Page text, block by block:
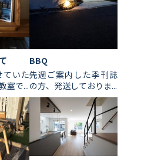
ていた
室で...
BBQ
先週ご案内した季刊誌
の方、発送しておりま...